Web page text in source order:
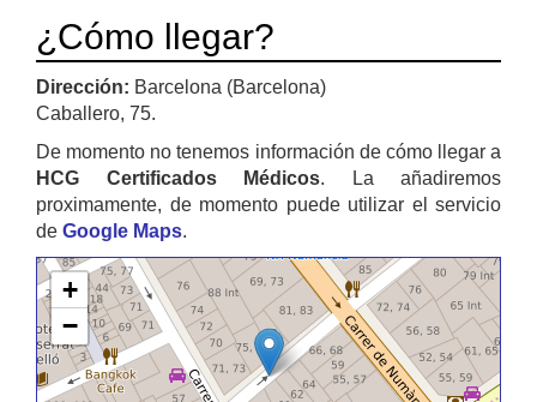
¿Cómo llegar?
Dirección: Barcelona (Barcelona)
Caballero, 75.
De momento no tenemos información de cómo llegar a
HCG Certificados Médicos. La añadiremos
proximamente, de momento puede utilizar el servicio
de Google Maps.
+
−